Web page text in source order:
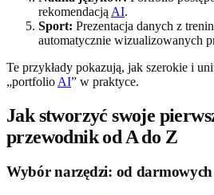
rekomendacją AI.
Sport: Prezentacja danych z
automatycznie wizualizowanych
Te przykłady pokazują, jak szerokie i
„portfolio AI” w praktyce.
Jak stworzyć swoje
przewodnik od A do Z
Wybór narzędzi: od